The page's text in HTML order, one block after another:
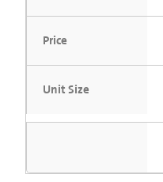
Price
Unit Size